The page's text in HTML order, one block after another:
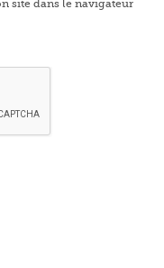
site dans le navigateur